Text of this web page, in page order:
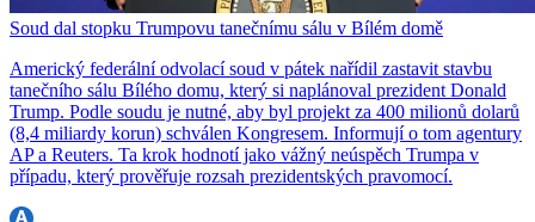
Soud dal stopku Trumpovu tanečnímu sálu v Bílém domě
Americký federální odvolací soud v pátek nařídil zastavit stavbu
tanečního sálu Bílého domu, který si naplánoval prezident Donald
Trump. Podle soudu je nutné, aby byl projekt za 400 milionů dolarů
(8,4 miliardy korun) schválen Kongresem. Informují o tom agentury
AP a Reuters. Ta krok hodnotí jako vážný neúspěch Trumpa v
případu, který prověřuje rozsah prezidentských pravomocí.